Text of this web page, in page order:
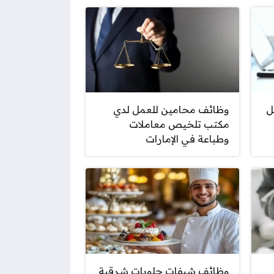
وظائف محامين للعمل لدي
مكتب تلخيص معاملات
وطباعة في الإمارات
وظائف شيفات حلويات شرقية